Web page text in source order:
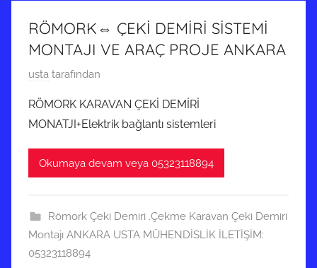
RÖMORK⇔ ÇEKİ DEMİRİ SİSTEMİ
MONTAJI VE ARAÇ PROJE ANKARA
1
A
r
a
2
0
1
usta tarafından
RÖMORK KARAVAN ÇEKİ DEMİRİ
MONATJI+Elektrik bağlantı sistemleri
Okumaya devam veya 05323118894
Römork Çeki Demiri .Çekme Karavan Çeki Demiri
Montajı ANKARA USTA MÜHENDİSLİK İLETİŞİM:
05323118894